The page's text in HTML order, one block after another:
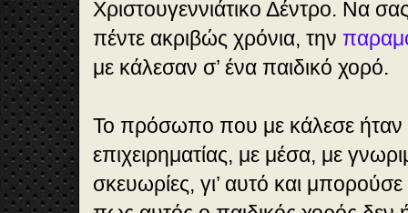
Χριστουγεννιάτικο Δέντρο. Να
πέντε ακριβώς χρόνια, την
με κάλεσαν σ’ ένα παιδικό χορό.
Το πρόσωπο που με κάλεσε ήταν
επιχειρηματίας, με μέσα, με
σκευωρίες, γι’ αυτό και